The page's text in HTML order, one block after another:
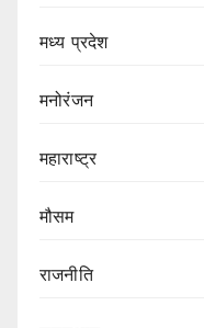
मध्य प्रदेश
मनोरंजन
महाराष्ट्र
मौसम
राजनीति